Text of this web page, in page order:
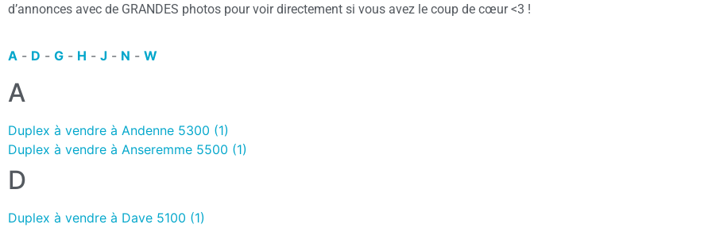
d’annonces avec de GRANDES photos pour voir directement si vous avez le coup de cœur <3 !
A - D - G - H - J - N - W
A
Duplex à vendre à Andenne 5300 (1)
Duplex à vendre à Anseremme 5500 (1)
D
Duplex à vendre à Dave 5100 (1)